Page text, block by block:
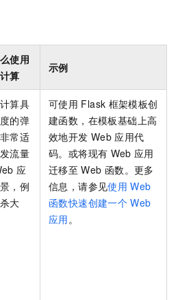
使用
算
示例
算具
的弹
常适
流量
应
，例
大
可使用 Flask 框架模板创
建函数，在模板基础上高
效地开发 Web 应用代
码。或将现有 Web 应用
迁移至 Web 函数。更多
信息，请参见使用 Web
函数快速创建一个 Web
应用。